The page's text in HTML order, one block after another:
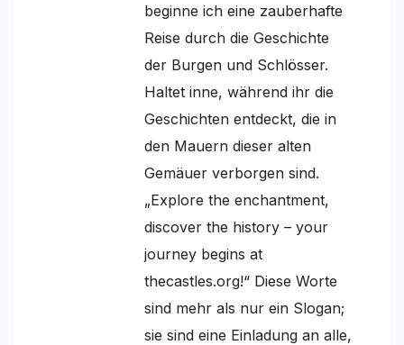
beginne ich eine zauberhafte
Reise durch die Geschichte
der Burgen und Schlösser.
Haltet inne, während ihr die
Geschichten entdeckt, die in
den Mauern dieser alten
Gemäuer verborgen sind.
„Explore the enchantment,
discover the history – your
journey begins at
thecastles.org!“ Diese Worte
sind mehr als nur ein Slogan;
sie sind eine Einladung an alle,